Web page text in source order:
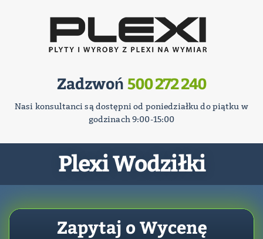
Zadzwoń 500 272 240
Nasi konsultanci są dostępni od poniedziałku do piątku w
godzinach 9:00-15:00
Plexi Wodziłki
Zapytaj o Wycenę